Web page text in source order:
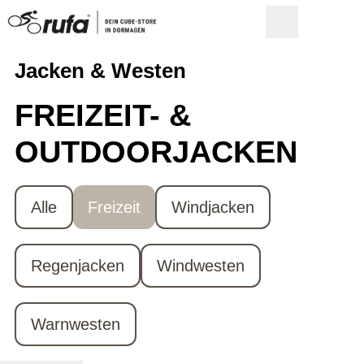
Jacken & Westen
FREIZEIT- &
OUTDOORJACKEN
Alle Freizeit Windjacken
Regenjacken Windwesten
Warnwesten